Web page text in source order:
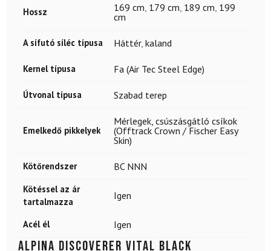
Hossz 169 cm 179 cm 189 cm 199
cm
A sífutó síléc típusa Háttér, kaland
Kernel típusa Fa (Air Tec Steel Edge)
Útvonal típusa Szabad terep
Emelkedő pikkelyek
Mérlegek, csúszásgátló csíkok
(Offtrack Crown / Fischer Easy
Skin)
Kötőrendszer BC NNN
Kötéssel az ár
tartalmazza
Igen
Acél él Igen
ALPINA Discoverer Vital Black